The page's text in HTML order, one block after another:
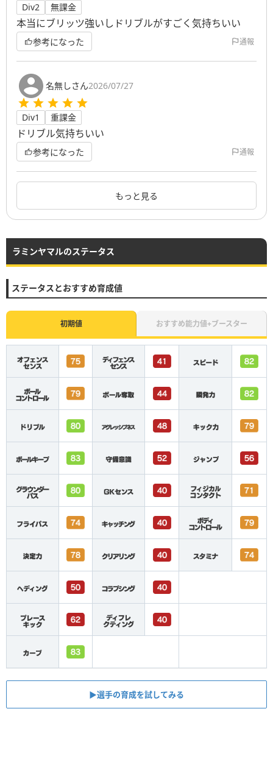
Div2 無課金
本当にブリッツ強いしドリブルがすごく気持ちいい
参考になった 通報
名無しさん2026/07/27
Div1 重課金
ドリブル気持ちいい
参考になった 通報
もっと見る
ラミンヤマルのステータス
ステータスとおすすめ育成値
初期値 おすすめ能力値+ブースター
▶︎選手の育成を試してみる